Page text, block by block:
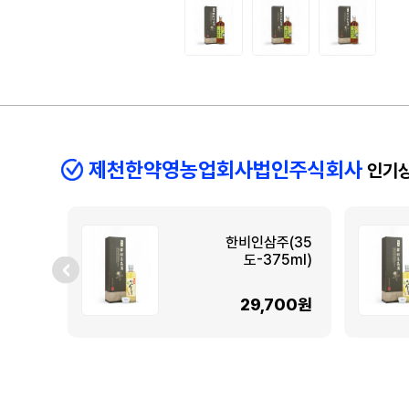
제천한약영농업회사법인주식회사 인기
한비인삼주(35
도-375ml)
29,700원